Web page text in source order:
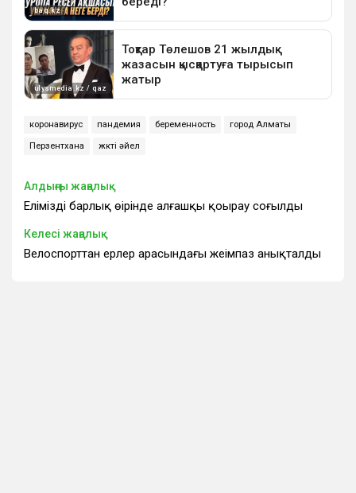
коронавирус пандемия беременность город Алматы
Перзентхана жүкті әйел
Алдыңғы жаңалық
Еліміздің барлық өңірінде алғашқы қоңырау соғылды
Келесі жаңалық
Велоспорттан ерлер арасындағы жеңімпаз анықталды